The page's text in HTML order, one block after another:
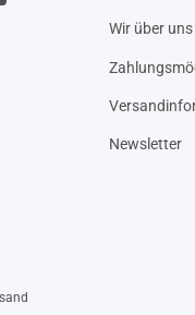
Wir über uns
Newsletter